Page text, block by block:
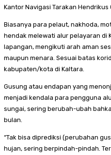
Kantor Navigasi Tarakan Hendrikus
Biasanya para pelaut, nakhoda,
hendak melewati alur pelayaran di
lapangan, mengikuti arah aman
maupun menara. Sesuai batas
kabupaten/kota di Kaltara.
Gusung atau endapan yang
menjadi kendala para pengguna
sungai, sering berubah-ubah
bulan.
“Tak bisa diprediksi (perubahan
hujan, sering berpindah-pindah.